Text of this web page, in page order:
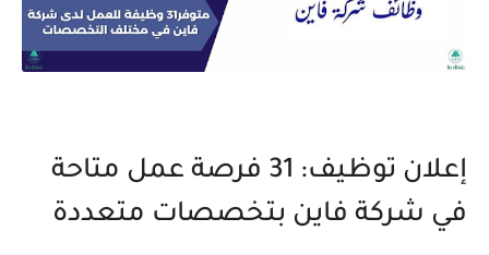
إعلان توظيف: 31 فرصة عمل متاحة
في شركة فاين بتخصصات متعددة